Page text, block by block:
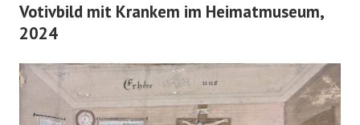
Votivbild mit Krankem im Heimatmuseum,
2024